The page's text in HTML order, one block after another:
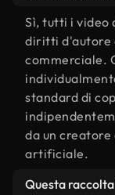
Sì, tutti i video
diritti d'autore
commerciale.
standard di
da un
artificiale.
Questa